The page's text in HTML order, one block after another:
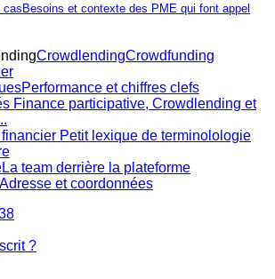
cas Besoins et contexte des PME qui font appel
CrowdlendingCrowdfunding
Performance et chiffres clefs
Finance participative, Crowdlending et
Petit lexique de terminolologie
La team derrière la plateforme
et coordonnées
?